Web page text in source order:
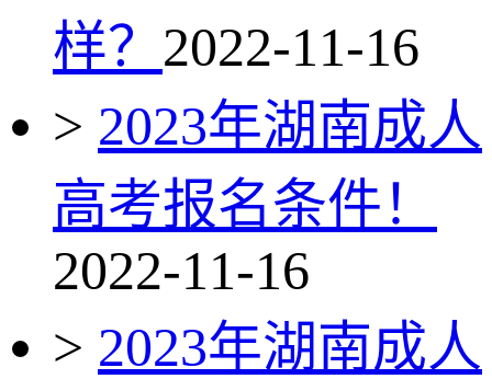
样？ 2022-11-16
> 2023年湖南成人
高考报名条件！
2022-11-16
> 2023年湖南成人